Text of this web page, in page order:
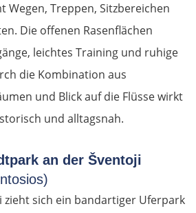
Wegen, Treppen, Sitzbereichen
Die offenen Rasenflächen
leichtes Training und ruhige
die Kombination aus
und Blick auf die Flüsse wirkt
und alltagsnah.
an der Šventoji
zieht sich ein bandartiger Uferpark